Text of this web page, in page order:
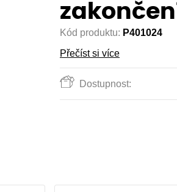
Kód produktu: P401024
Přečíst si více
Dostupnost: